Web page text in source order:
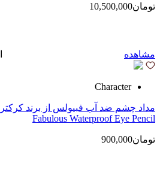
تومان10,500,000
مشاهده
Character
Fabulous Waterproof Eye Pencil
تومان900,000